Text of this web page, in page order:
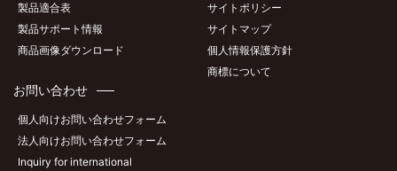
製品適合表
製品サポート情報
商品画像ダウンロード
お問い合わせ
個人向けお問い合わせフォーム
法人向けお問い合わせフォーム
Inquiry for international
サイトポリシー
サイトマップ
個人情報保護方針
商標について